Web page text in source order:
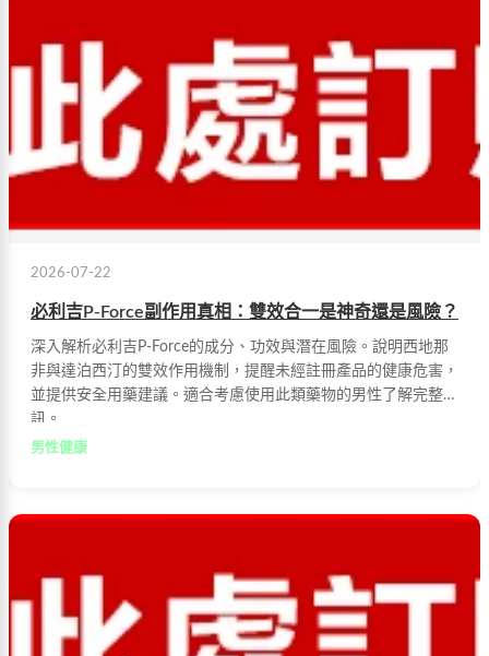
2026-07-22
必利吉P-Force副作用真相：雙效合一是神奇還是風險？
深入解析必利吉P-Force的成分、功效與潛在風險。說明西地那
非與達泊西汀的雙效作用機制，提醒未經註冊產品的健康危害，
並提供安全用藥建議。適合考慮使用此類藥物的男性了解完整資
訊。
男性健康